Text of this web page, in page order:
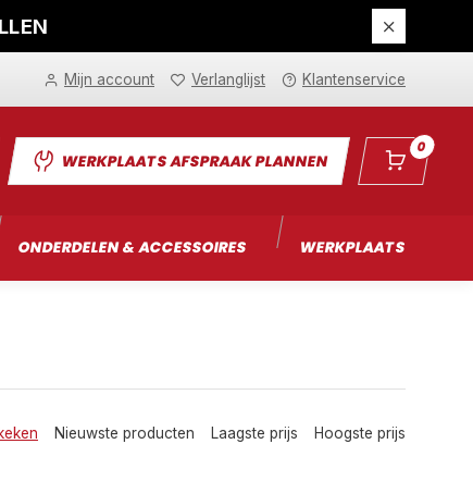
Mijn account Verlanglijst Klantenservice
WERKPLAATS AFSPRAAK PLANNEN
0
ONDERDELEN & ACCESSOIRES WERKPLAATS
Nieuwste producten Laagste prijs Hoogste prijs